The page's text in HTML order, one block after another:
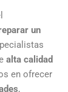
un
alta calidad
en ofrecer
,